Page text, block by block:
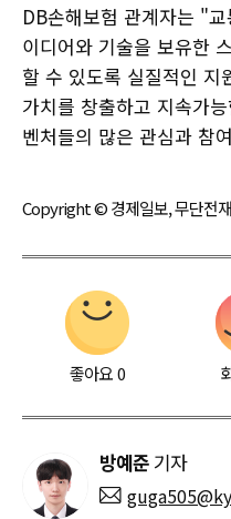
DB손해보험 관계자는 "
이디어와 기술을 보유한
할 수 있도록 실질적인
가치를 창출하고 지속가
벤처들의 많은 관심과 참
Copyright © 경제일보, 무단전재
좋아요0
방예준 기자